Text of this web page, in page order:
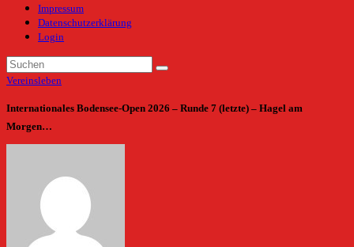
Impressum
Datenschutzerklärung
Login
Vereinsleben
Internationales Bodensee-Open 2026 – Runde 7 (letzte) – Hagel am
Morgen…